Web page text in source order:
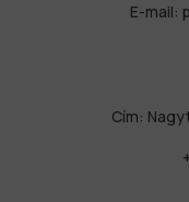
E-mail:
Cím: